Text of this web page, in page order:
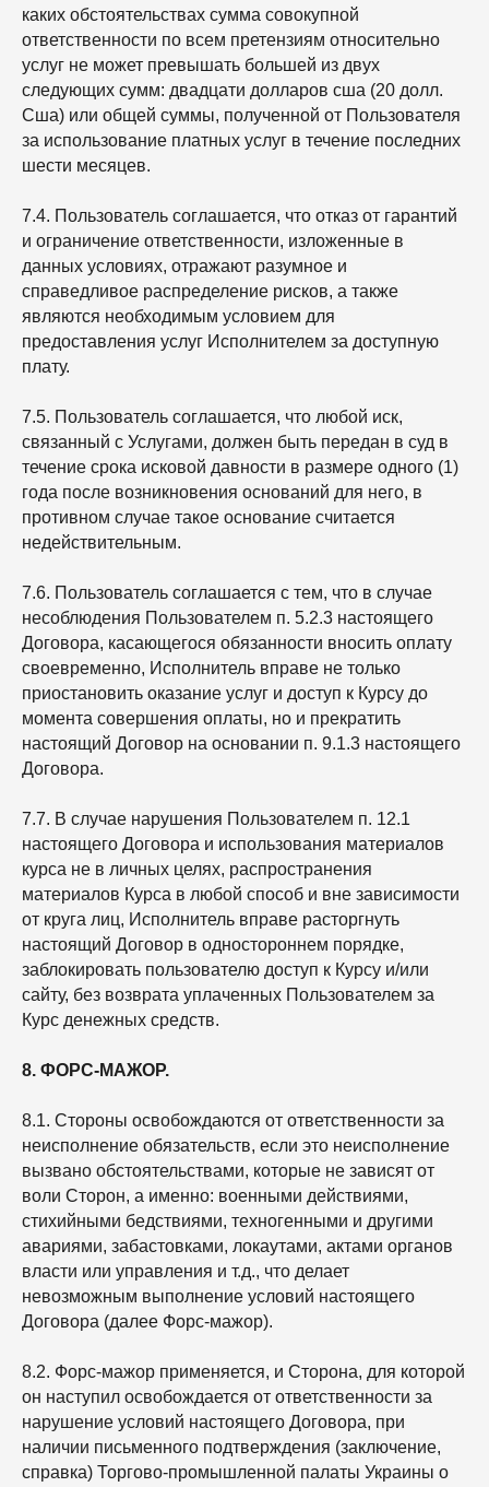
каких обстоятельствах сумма совокупной
ответственности по всем претензиям относительно
услуг не может превышать большей из двух
следующих сумм: двадцати долларов сша (20 долл.
Сша) или общей суммы, полученной от Пользователя
за использование платных услуг в течение последних
шести месяцев.
7.4. Пользователь соглашается, что отказ от гарантий
и ограничение ответственности, изложенные в
данных условиях, отражают разумное и
справедливое распределение рисков, а также
являются необходимым условием для
предоставления услуг Исполнителем за доступную
плату.
7.5. Пользователь соглашается, что любой иск,
связанный с Услугами, должен быть передан в суд в
течение срока исковой давности в размере одного (1)
года после возникновения оснований для него, в
противном случае такое основание считается
недействительным.
7.6. Пользователь соглашается с тем, что в случае
несоблюдения Пользователем п. 5.2.3 настоящего
Договора, касающегося обязанности вносить оплату
своевременно, Исполнитель вправе не только
приостановить оказание услуг и доступ к Курсу до
момента совершения оплаты, но и прекратить
настоящий Договор на основании п. 9.1.3 настоящего
Договора.
7.7. В случае нарушения Пользователем п. 12.1
настоящего Договора и использования материалов
курса не в личных целях, распространения
материалов Курса в любой способ и вне зависимости
от круга лиц, Исполнитель вправе расторгнуть
настоящий Договор в одностороннем порядке,
заблокировать пользователю доступ к Курсу и/или
сайту, без возврата уплаченных Пользователем за
Курс денежных средств.
8. ФОРС-МАЖОР.
8.1. Стороны освобождаются от ответственности за
неисполнение обязательств, если это неисполнение
вызвано обстоятельствами, которые не зависят от
воли Сторон, а именно: военными действиями,
стихийными бедствиями, техногенными и другими
авариями, забастовками, локаутами, актами органов
власти или управления и т.д., что делает
невозможным выполнение условий настоящего
Договора (далее Форс-мажор).
8.2. Форс-мажор применяется, и Сторона, для которой
он наступил освобождается от ответственности за
нарушение условий настоящего Договора, при
наличии письменного подтверждения (заключение,
справка) Торгово-промышленной палаты Украины о